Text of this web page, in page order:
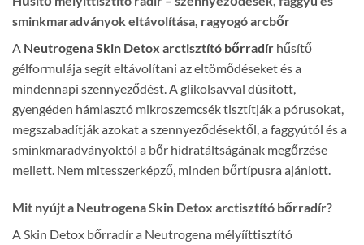
sminkmaradványok eltávolítása, ragyogó arcbőr
A Neutrogena Skin Detox arctisztító bőrradír hűsítő
gélformulája segít eltávolítani az eltömődéseket és a
mindennapi szennyeződést. A glikolsavval dúsított,
gyengéden hámlasztó mikroszemcsék tisztítják a pórusokat,
megszabadítják azokat a szennyeződésektől, a faggyútól és a
sminkmaradványoktól a bőr hidratáltságának megőrzése
mellett. Nem mitesszerképző, minden bőrtípusra ajánlott.
Mit nyújt a Neutrogena Skin Detox arctisztító bőrradír?
A Skin Detox bőrradír a Neutrogena mélyííttisztító